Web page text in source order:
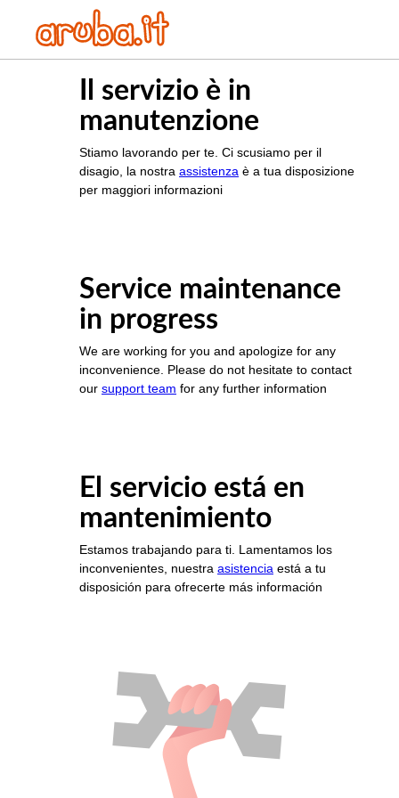
Il servizio è in
manutenzione
Stiamo lavorando per te. Ci scusiamo per il
disagio, la nostra assistenza è a tua disposizione
per maggiori informazioni
Service maintenance
in progress
We are working for you and apologize for any
inconvenience. Please do not hesitate to contact
our support team for any further information
El servicio está en
mantenimiento
Estamos trabajando para ti. Lamentamos los
inconvenientes, nuestra asistencia está a tu
disposición para ofrecerte más información